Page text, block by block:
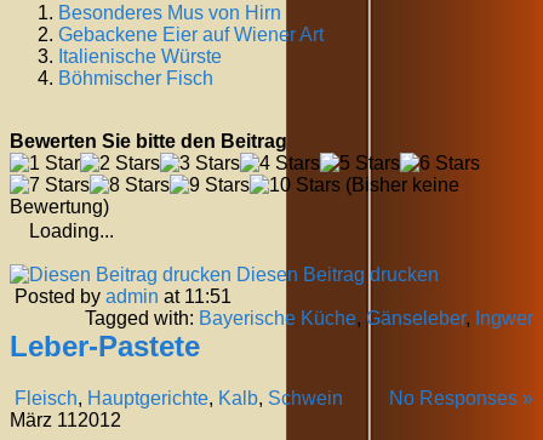
Besonderes Mus von Hirn
Gebackene Eier auf Wiener Art
Italienische Würste
Böhmischer Fisch
Bewerten Sie bitte den Beitrag
(Bisher keine
Bewertung)
Loading...
Diesen Beitrag drucken
Posted by admin at 11:51
Tagged with: Bayerische Küche, Gänseleber, Ingwer
Leber-Pastete
Fleisch, Hauptgerichte, Kalb, Schwein
No Responses »
März 112012